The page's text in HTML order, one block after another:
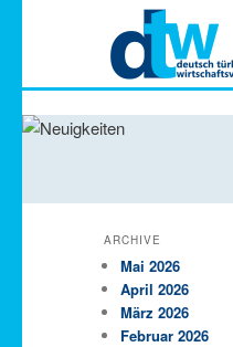
ARCHIVE
Mai 2026
April 2026
März 2026
Februar 2026